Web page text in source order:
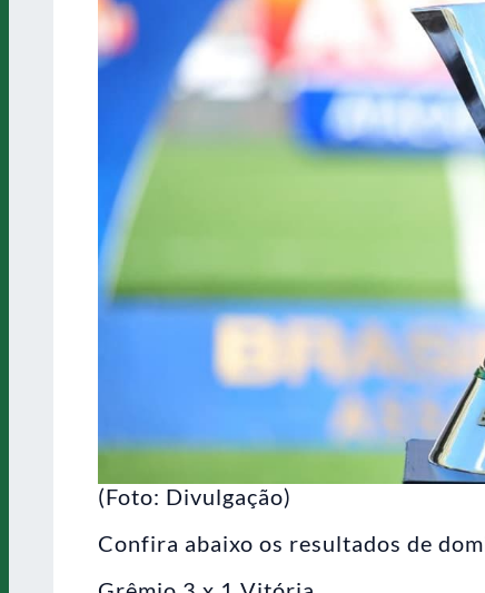
(Foto: Divulgação)
Confira abaixo os resultados de